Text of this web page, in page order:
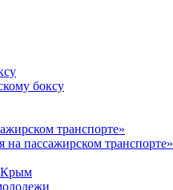
боксу
пассажирском транспорте»
Крым